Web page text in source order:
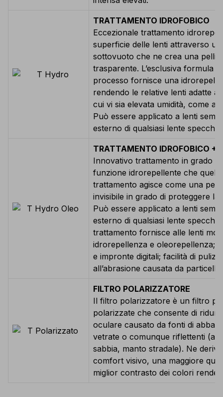
TRATTAMENTO IDROFOBICO
Eccezionale trattamento
superficie delle lenti attraverso
sottovuoto che ne crea una
trasparente. L’esclusiva formula
processo fornisce una
rendendo le relative lenti adatte a
cui vi sia elevata umidità, come
Può essere applicato a lenti
esterno di qualsiasi lente
TRATTAMENTO IDROFOBICO +
Innovativo trattamento in grado
funzione idrorepellente che
trattamento agisce come una
invisibile in grado di proteggere la
Può essere applicato a lenti
esterno di qualsiasi lente
trattamento fornisce alle lenti
idrorepellenza e oleorepellenza;
e impronte digitali; facilità di
all’abrasione causata da
FILTRO POLARIZZATORE
Il filtro polarizzatore è un filtro
polarizzate che consente di
oculare causato da fonti di
vetrate o comunque riflettenti
sabbia, manto stradale). Ne
comfort visivo, una maggiore
miglior contrasto dei colori